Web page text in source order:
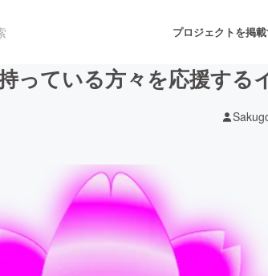
プロジェクトを掲
音楽
ガジェット ゲーム・サービス開発
っている方々を応援す